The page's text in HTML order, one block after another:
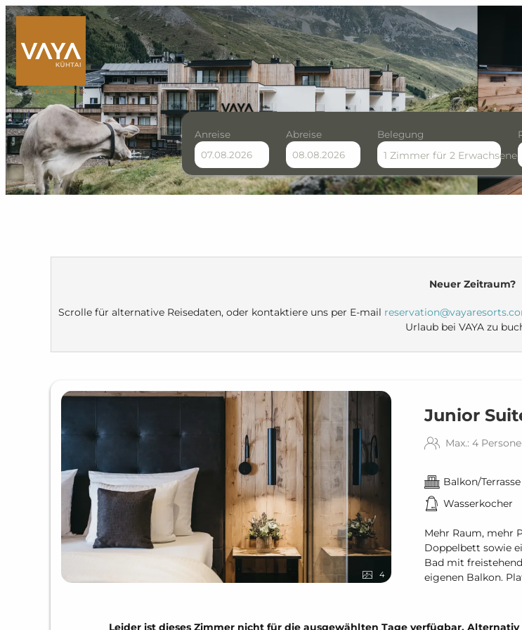
Anreise Abreise Belegung
1 Zimmer für 2 Erwachsene
Neuer Zeitraum?
Scrolle für alternative Reisedaten, oder kontaktiere uns per E-mail
Urlaub bei VAYA zu
4
Junior
Max.: 4
Balkon/Terrasse
Wasserkocher
Mehr Raum, mehr
Doppelbett sowie
Bad mit
eigenen Balkon.
Leider ist dieses Zimmer nicht für die ausgewählten Tage verfügbar.